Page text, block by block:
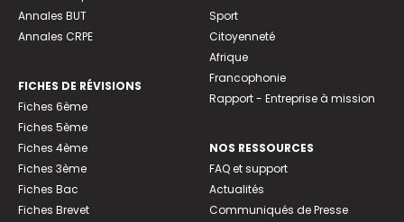
Annales BUT
Annales CRPE
FICHES DE RÉVISIONS
Fiches 6ème
Fiches 5ème
Fiches 4ème
Fiches 3ème
Fiches Bac
Fiches Brevet
Sport
Citoyenneté
Afrique
Francophonie
Rapport - Entreprise à mission
NOS RESSOURCES
FAQ et support
Actualités
Communiqués de Presse